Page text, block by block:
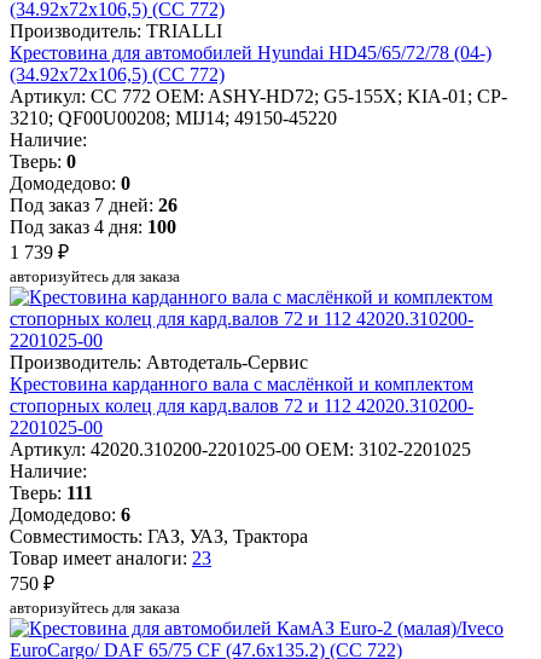
Производитель: TRIALLI
Крестовина для автомобилей Hyundai HD45/65/72/78 (04-)
(34.92x72x106,5) (CC 772)
Артикул: CC 772 OEM: ASHY-HD72; G5-155X; KIA-01; CP-
3210; QF00U00208; MIJ14; 49150-45220
Наличие:
Тверь: 0
Домодедово: 0
Под заказ 7 дней: 26
Под заказ 4 дня: 100
1 739 ₽
авторизуйтесь для заказа
Производитель: Автодеталь-Сервис
Крестовина карданного вала с маслёнкой и комплектом
стопорных колец для кард.валов 72 и 112 42020.310200-
2201025-00
Артикул: 42020.310200-2201025-00 OEM: 3102-2201025
Наличие:
Тверь: 111
Домодедово: 6
Совместимость: ГАЗ, УАЗ, Трактора
Товар имеет аналоги: 23
750 ₽
авторизуйтесь для заказа